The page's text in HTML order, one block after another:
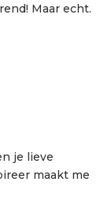
Maar echt.
je lieve
maakt me